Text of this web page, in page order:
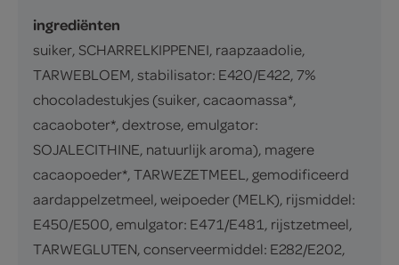
ingrediënten
suiker, SCHARRELKIPPENEI, raapzaadolie,
TARWEBLOEM, stabilisator: E420/E422, 7%
chocoladestukjes (suiker, cacaomassa*,
cacaoboter*, dextrose, emulgator:
SOJALECITHINE, natuurlijk aroma), magere
cacaopoeder*, TARWEZETMEEL, gemodificeerd
aardappelzetmeel, weipoeder (MELK), rijsmiddel:
E450/E500, emulgator: E471/E481, rijstzetmeel,
TARWEGLUTEN, conserveermiddel: E282/E202,